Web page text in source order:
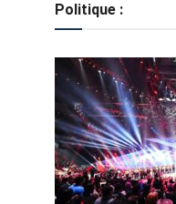
Politique :